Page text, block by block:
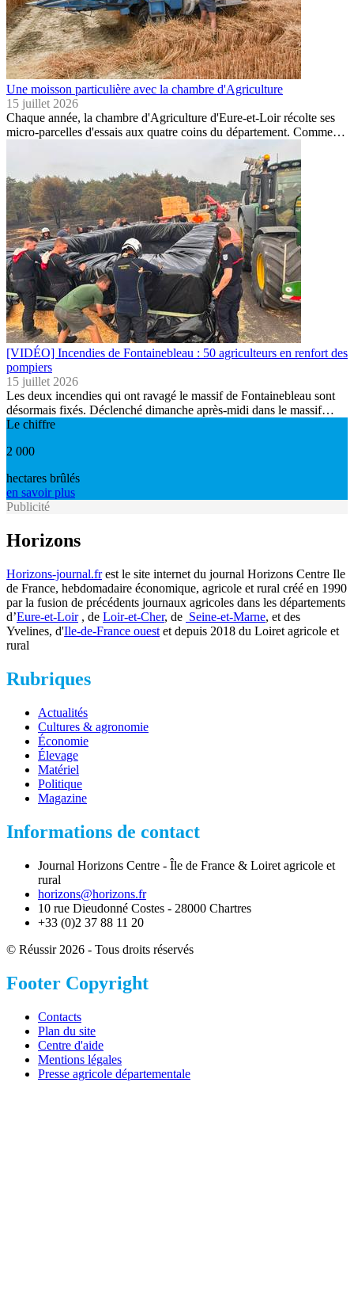
Une moisson particulière avec la chambre d'Agriculture
15 juillet 2026
Chaque année, la chambre d'Agriculture d'Eure-et-Loir récolte ses
micro-parcelles d'essais aux quatre coins du département. Comme…
[VIDÉO] Incendies de Fontainebleau : 50 agriculteurs en renfort des
pompiers
15 juillet 2026
Les deux incendies qui ont ravagé le massif de Fontainebleau sont
désormais fixés. Déclenché dimanche après-midi dans le massif…
Le chiffre
2 000
hectares brûlés
en savoir plus
Publicité
Horizons
Horizons-journal.frest le site internet du journal Horizons Centre Ile
de France, hebdomadaire économique, agricole et rural créé en 1990
par la fusion de précédents journaux agricoles dans les départements
d’Eure-et-Loir, de Loir-et-Cher, de Seine-et-Marne, et des
Yvelines, d'Ile-de-France ouest et depuis 2018 du Loiret agricole et
rural
Rubriques
Actualités
Cultures & agronomie
Économie
Élevage
Matériel
Politique
Magazine
Informations de contact
Journal Horizons Centre - Île de France & Loiret agricole et
rural
horizons@horizons.fr
10 rue Dieudonné Costes - 28000 Chartres
+33 (0)2 37 88 11 20
© Réussir 2026 - Tous droits réservés
Footer Copyright
Contacts
Plan du site
Centre d'aide
Mentions légales
Presse agricole départementale